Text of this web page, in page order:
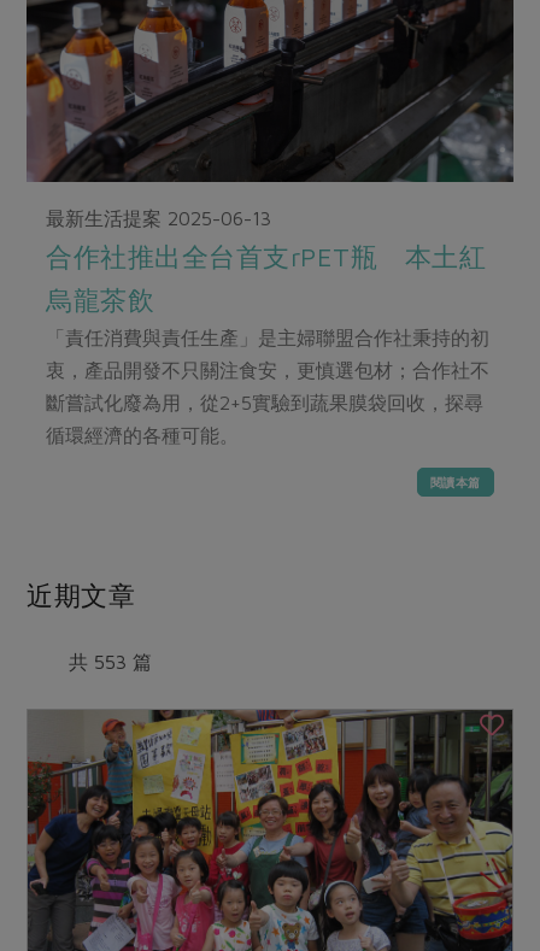
肉品・水產
畜產肉類
水畜加工品
調理食材・點心
調味醬料/南北貨 烘焙
休閒零嘴
保健食品
居家好物
防災用品
最新產品
優惠專區
素食專區
樂齡友善
蔬食
蛋料理
料理方式
醬料
湯品．鍋物
漬物
涼拌沙拉
年菜食譜
節慶大餐
高麗菜海鮮煎餅
更多預購活動
當季產品
傳到心坎裡，誠心又澎派
合作25-經典快閃最後一週
合作25-精選產品第四彈
更多當季產品
議題活動
主婦聯盟X樂齡網特約優惠案
30%rPET紅烏龍茶
傳到心坎裡，誠心又澎派
產品故事 生活提案
樂齡生活 親子食育
廚房瑜伽
關注議題
減硝酸鹽
非基改運動 支持本土農糧
廢核運動
減添加物 減塑減廢
公益金 食農教育
更多議題
關於我們
合作社組織
員工與求才
產品檢驗
自主把關
檢驗報告
硝酸鹽檢驗
社員權益
合作社法規
最新消息
媒體報導
地區活動
社務會議 地區活動
活動報下載
最新生活提案 2025-06-13
合作社推出全台首支rPET瓶 本土紅
烏龍茶飲
「責任消費與責任生產」是主婦聯盟合作社秉持的初
衷，產品開發不只關注食安，更慎選包材；合作社不
斷嘗試化廢為用，從2+5實驗到蔬果膜袋回收，探尋
循環經濟的各種可能。
閱讀本篇
近期文章
共 553 篇